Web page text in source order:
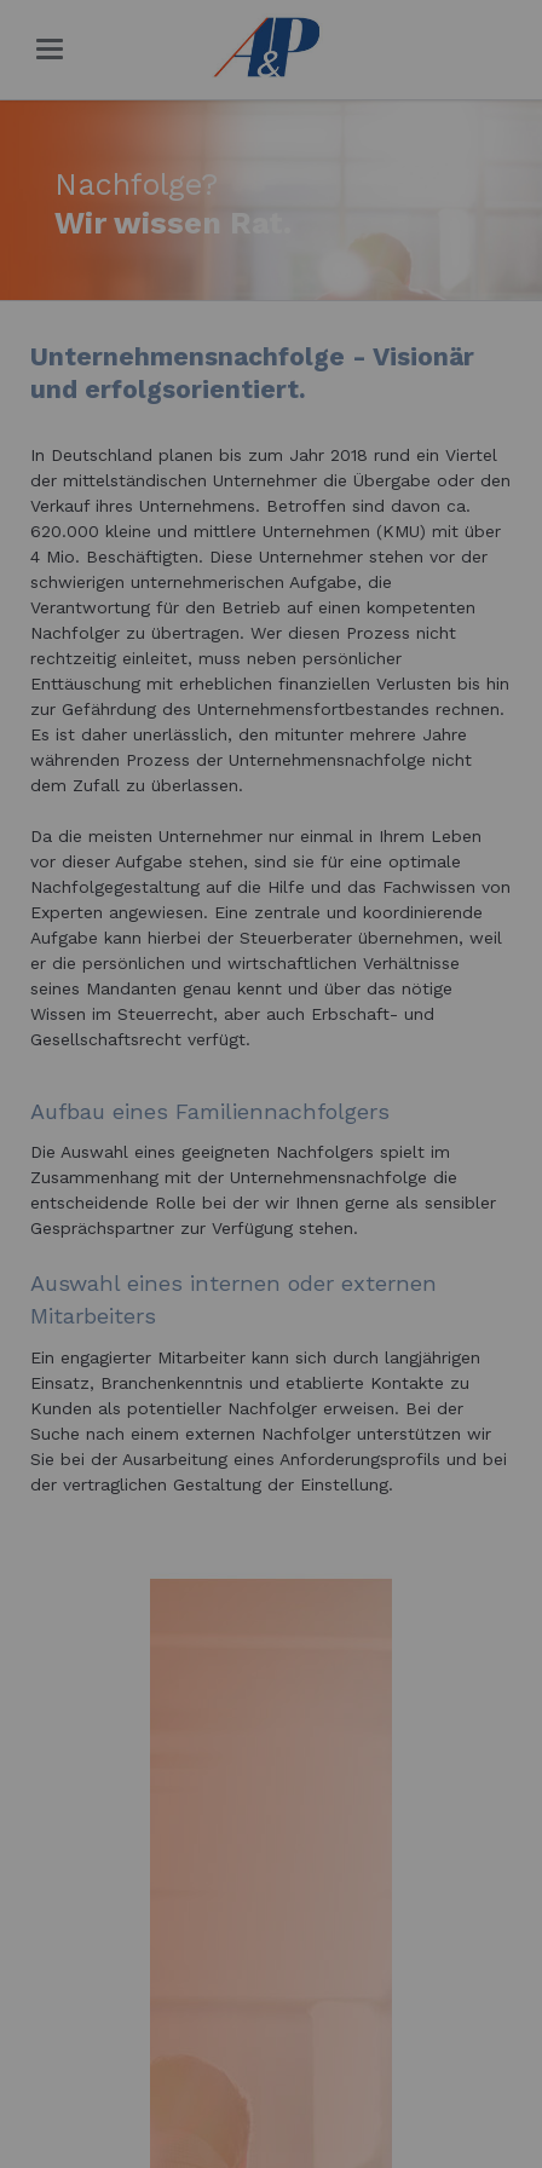
Nachfolge?
Wir wissen Rat.
Unternehmensnachfolge - Visionär
und erfolgsorientiert.
In Deutschland planen bis zum Jahr 2018 rund ein Viertel
der mittelständischen Unternehmer die Übergabe oder den
Verkauf ihres Unternehmens. Betroffen sind davon ca.
620.000 kleine und mittlere Unternehmen (KMU) mit über
4 Mio. Beschäftigten. Diese Unternehmer stehen vor der
schwierigen unternehmerischen Aufgabe, die
Verantwortung für den Betrieb auf einen kompetenten
Nachfolger zu übertragen. Wer diesen Prozess nicht
rechtzeitig einleitet, muss neben persönlicher
Enttäuschung mit erheblichen finanziellen Verlusten bis hin
zur Gefährdung des Unternehmensfortbestandes rechnen.
Es ist daher unerlässlich, den mitunter mehrere Jahre
währenden Prozess der Unternehmensnachfolge nicht
dem Zufall zu überlassen.
Da die meisten Unternehmer nur einmal in Ihrem Leben
vor dieser Aufgabe stehen, sind sie für eine optimale
Nachfolgegestaltung auf die Hilfe und das Fachwissen von
Experten angewiesen. Eine zentrale und koordinierende
Aufgabe kann hierbei der Steuerberater übernehmen, weil
er die persönlichen und wirtschaftlichen Verhältnisse
seines Mandanten genau kennt und über das nötige
Wissen im Steuerrecht, aber auch Erbschaft- und
Gesellschaftsrecht verfügt.
Aufbau eines Familiennachfolgers
Die Auswahl eines geeigneten Nachfolgers spielt im
Zusammenhang mit der Unternehmensnachfolge die
entscheidende Rolle bei der wir Ihnen gerne als sensibler
Gesprächspartner zur Verfügung stehen.
Auswahl eines internen oder externen
Mitarbeiters
Ein engagierter Mitarbeiter kann sich durch langjährigen
Einsatz, Branchenkenntnis und etablierte Kontakte zu
Kunden als potentieller Nachfolger erweisen. Bei der
Suche nach einem externen Nachfolger unterstützen wir
Sie bei der Ausarbeitung eines Anforderungsprofils und bei
der vertraglichen Gestaltung der Einstellung.